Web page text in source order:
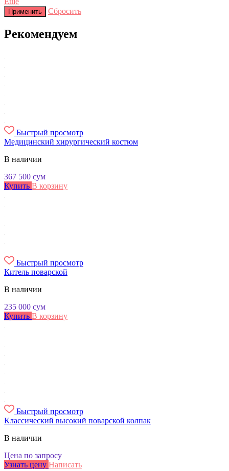
Применить Сбросить
Рекомендуем
Быстрый просмотр
Медицинский хирургический костюм
В наличии
367 500 сум
Купить В корзину
Быстрый просмотр
Китель поварской
В наличии
235 000 сум
Купить В корзину
Быстрый просмотр
Классический высокий поварской колпак
В наличии
Цена по запросу
Узнать цену Написать